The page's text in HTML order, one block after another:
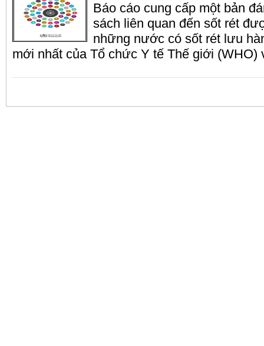
Báo cáo cung cấp một bản
sách liên quan đến sốt rét
những nước có sốt rét lưu
mới nhất của Tổ chức Y tế Thế giới (WHO)